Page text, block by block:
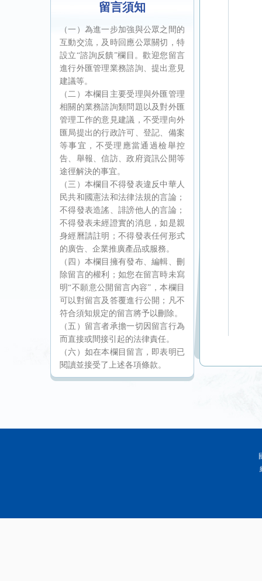
留言須知
（一）為進一步加強與公眾之間的
互動交流，及時回應公眾關切，特
設立“諮詢反饋”欄目。歡迎您留言
進行外匯管理業務諮詢、提出意見
建議等。
（二）本欄目主要受理與外匯管理
相關的業務諮詢類問題以及對外匯
管理工作的意見建議，不受理向外
匯局提出的行政許可、登記、備案
等事宜，不受理應當通過檢舉控
告、舉報、信訪、政府資訊公開等
途徑解決的事宜。
（三）本欄目不得發表違反中華人
民共和國憲法和法律法規的言論；
不得發表造謠、誹謗他人的言論；
不得發表未經證實的消息，如是親
身經曆請註明；不得發表任何形式
的廣告、企業推廣產品或服務。
（四）本欄目擁有發布、編輯、刪
除留言的權利；如您在留言時未寫
明“不願意公開留言內容”，本欄目
可以對留言及答覆進行公開；凡不
符合須知規定的留言將予以刪除。
（五）留言者承擔一切因留言行為
而直接或間接引起的法律責任。
（六）如在本欄目留言，即表明已
閱讀並接受了上述各項條款。